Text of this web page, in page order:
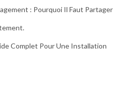
: Pourquoi Il Faut Partager
Complet Pour Une Installation